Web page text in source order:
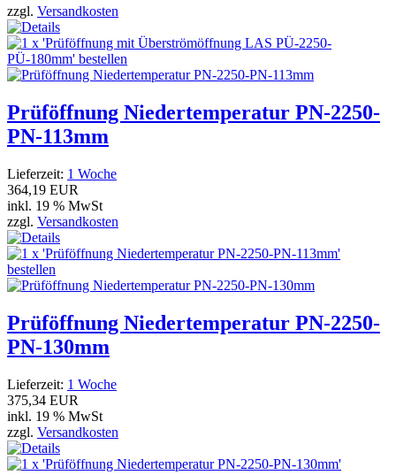
zzgl. Versandkosten
Prüföffnung Niedertemperatur PN-2250-
PN-113mm
Lieferzeit: 1 Woche
364,19 EUR
inkl. 19 % MwSt
zzgl. Versandkosten
Prüföffnung Niedertemperatur PN-2250-
PN-130mm
Lieferzeit: 1 Woche
375,34 EUR
inkl. 19 % MwSt
zzgl. Versandkosten